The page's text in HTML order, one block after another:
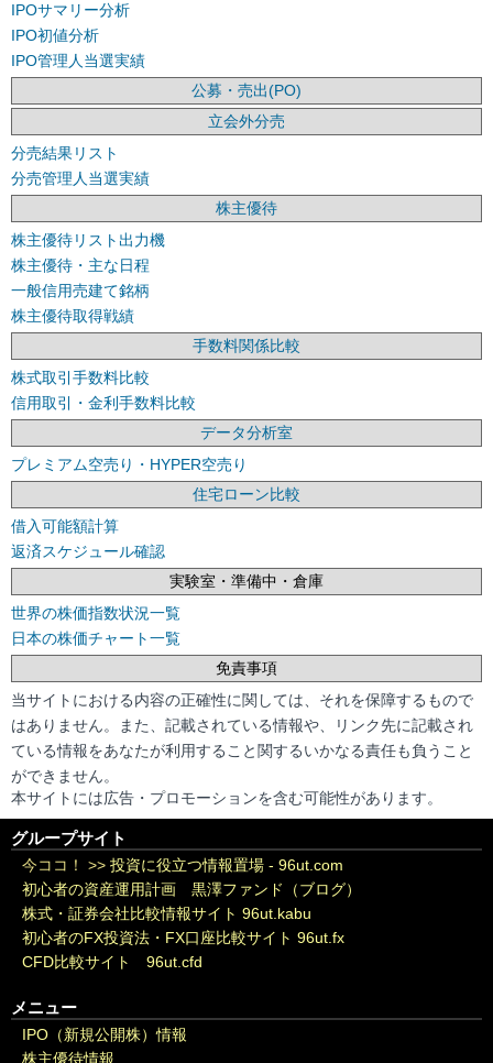
IPOサマリー分析
IPO初値分析
IPO管理人当選実績
公募・売出(PO)
立会外分売
分売結果リスト
分売管理人当選実績
株主優待
株主優待リスト出力機
株主優待・主な日程
一般信用売建て銘柄
株主優待取得戦績
手数料関係比較
株式取引手数料比較
信用取引・金利手数料比較
データ分析室
プレミアム空売り・HYPER空売り
住宅ローン比較
借入可能額計算
返済スケジュール確認
実験室・準備中・倉庫
世界の株価指数状況一覧
日本の株価チャート一覧
免責事項
当サイトにおける内容の正確性に関しては、それを保障するもので
はありません。また、記載されている情報や、リンク先に記載され
ている情報をあなたが利用すること関するいかなる責任も負うこと
ができません。
本サイトには広告・プロモーションを含む可能性があります。
グループサイト
今ココ！ >> 投資に役立つ情報置場 - 96ut.com
初心者の資産運用計画 黒澤ファンド（ブログ）
株式・証券会社比較情報サイト 96ut.kabu
初心者のFX投資法・FX口座比較サイト 96ut.fx
CFD比較サイト 96ut.cfd
メニュー
IPO（新規公開株）情報
株主優待情報